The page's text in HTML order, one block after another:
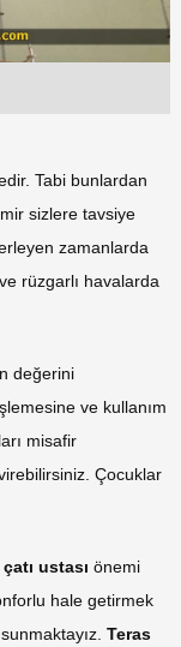
Tabi bunlardan
sizlere tavsiye
zamanlarda
rüzgarlı havalarda
değerini
ve kullanım
misafir
Çocuklar
çatı ustası önemi
hale getirmek
Teras